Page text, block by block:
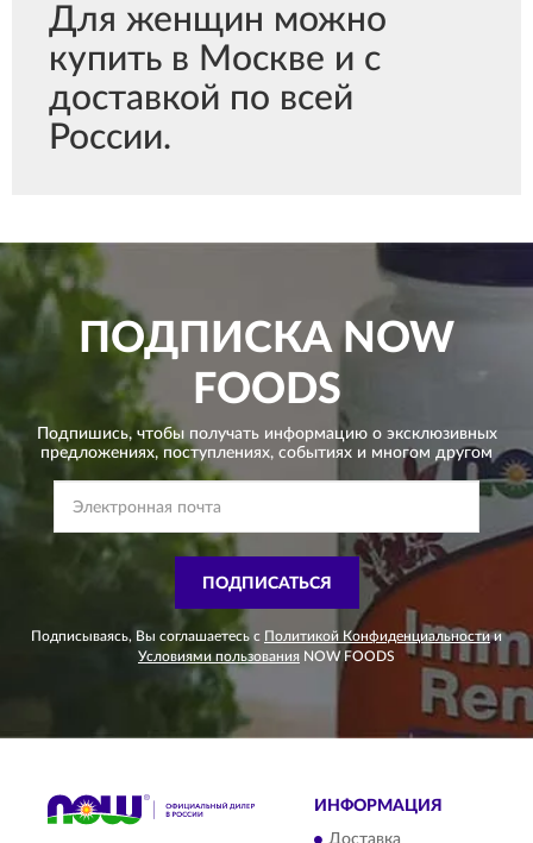
Для женщин можно
купить в Москве и с
доставкой по всей
России.
ПОДПИСКАNOW
FOODS
Подпишись, чтобы получать информацию о эксклюзивных
предложениях, поступлениях, событиях и многом другом
ПОДПИСАТЬСЯ
Подписываясь, Вы соглашаетесь с Политикой Конфиденциальности и
Условиями пользования NOW FOODS
ИНФОРМАЦИЯ